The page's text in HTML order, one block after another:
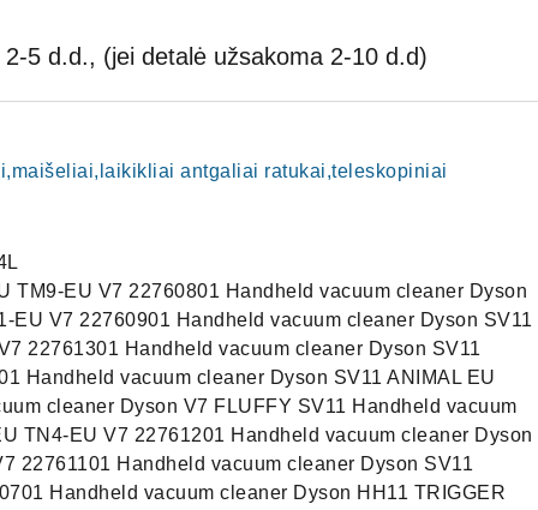
5 d.d., (jei detalė užsakoma 2-10 d.d)
antgaliai ratukai,teleskopiniai
TM9-EU V7 22760801 Handheld vacuum cleaner Dyson
EU V7 22760901 Handheld vacuum cleaner Dyson SV11
22761301 Handheld vacuum cleaner Dyson SV11
Handheld vacuum cleaner Dyson SV11 ANIMAL EU
cleaner Dyson V7 FLUFFY SV11 Handheld vacuum
TN4-EU V7 22761201 Handheld vacuum cleaner Dyson
22761101 Handheld vacuum cleaner Dyson SV11
Handheld vacuum cleaner Dyson HH11 TRIGGER